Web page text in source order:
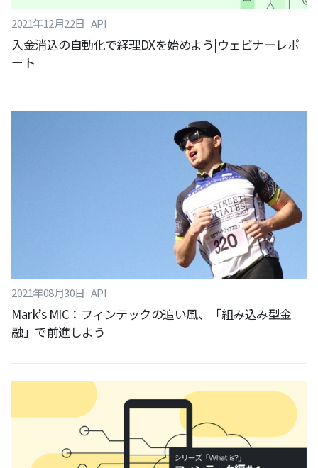
2021年12月22日 API
入金消込の自動化で経理DXを始めよう|ウェビナーレポ
ート
2021年08月30日 API
Mark’s MIC：フィンテックの追い風、「組み込み型金
融」で前進しよう